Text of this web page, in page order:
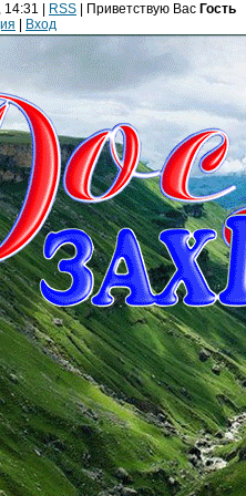
| RSS Приветствую Вас Гость
Вход